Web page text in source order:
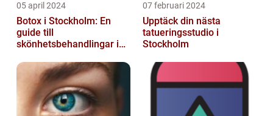
05 april 2024
Botox i Stockholm: En
guide till
skönhetsbehandlingar i
07 februari 2024
Upptäck din nästa
tatueringsstudio i
Stockholm